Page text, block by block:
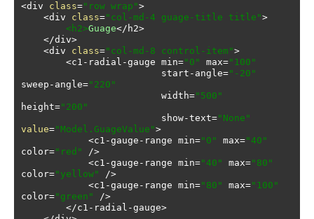
<div class="row wrap">
<div class="col-md-4 guage-title title">
<h2>Guage</ h2>
</div>
<div class="col-md-8 control-item">
<c1 - radial -gauge min="0" max="100"
                         start
- angle="-20"
sweep - angle="220"
                         width
="500"
height="200"
                         show
-text="None"
value="Model.GuageValue">
<c1 -gauge - range min="0" max="40"
color="red"
/>
<c1 -gauge - range min="40" max="80"
color="yellow"
/>
<c1 -gauge - range min="80" max="100"
color="green"
/>
</c1 - radial -gauge>